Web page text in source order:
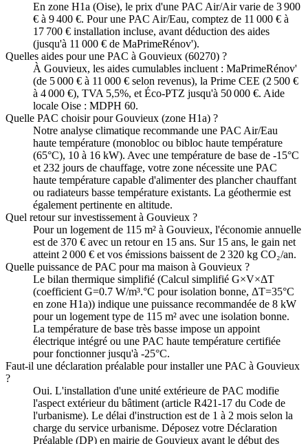
En zone H1a (Oise), le prix d'une PAC Air/Air varie de 3 900
€ à 9 400 €. Pour une PAC Air/Eau, comptez de 11 000 € à
17 700 € installation incluse, avant déduction des aides
(jusqu'à 11 000 € de MaPrimeRénov').
Quelles aides pour une PAC à Gouvieux (60270) ?
À Gouvieux, les aides cumulables incluent : MaPrimeRénov'
(de 5 000 € à 11 000 € selon revenus), la Prime CEE (2 500 €
à 4 000 €), TVA 5,5%, et Éco-PTZ jusqu'à 50 000 €. Aide
locale Oise : MDPH 60.
Quelle PAC choisir pour Gouvieux (zone H1a) ?
Notre analyse climatique recommande une PAC Air/Eau
haute température (monobloc ou bibloc haute température
(65°C), 10 à 16 kW). Avec une température de base de -15°C
et 232 jours de chauffage, votre zone nécessite une PAC
haute température capable d'alimenter des plancher chauffant
ou radiateurs basse température existants. La géothermie est
également pertinente en altitude.
Quel retour sur investissement à Gouvieux ?
Pour un logement de 115 m² à Gouvieux, l'économie annuelle
est de 370 € avec un retour en 15 ans. Sur 15 ans, le gain net
atteint 2 000 € et vos émissions baissent de 2 320 kg CO₂/an.
Quelle puissance de PAC pour ma maison à Gouvieux ?
Le bilan thermique simplifié (Calcul simplifié G×V×ΔT
(coefficient G=0.7 W/m³.°C pour isolation bonne, ΔT=35°C
en zone H1a)) indique une puissance recommandée de 8 kW
pour un logement type de 115 m² avec une isolation bonne.
La température de base très basse impose un appoint
électrique intégré ou une PAC haute température certifiée
pour fonctionner jusqu'à -25°C.
Faut-il une déclaration préalable pour installer une PAC à Gouvieux
?
Oui. L'installation d'une unité extérieure de PAC modifie
l'aspect extérieur du bâtiment (article R421-17 du Code de
l'urbanisme). Le délai d'instruction est de 1 à 2 mois selon la
charge du service urbanisme. Déposez votre Déclaration
Préalable (DP) en mairie de Gouvieux avant le début des